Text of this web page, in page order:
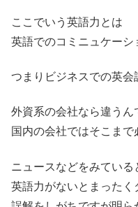
ここでいう英語力とは
英語でのコミニュケーシ
つまりビジネスでの英会
外資系の会社なら違うん
国内の会社ではそこまで
ニュースなどをみている
英語力がないとまったく